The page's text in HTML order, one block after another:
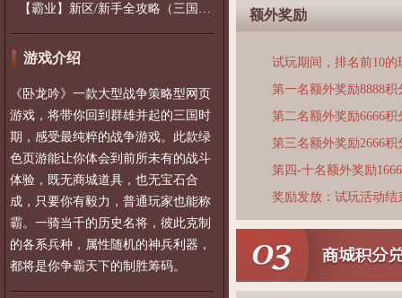
【霸业】新区/新手全攻略（三国通用）2
游戏介绍
《卧龙吟》一款大型战争策略型网页
游戏，将带你回到群雄并起的三国时
期，感受最纯粹的战争游戏。此款绿
色页游能让你体会到前所未有的战斗
体验，既无商城道具，也无宝石合
成，只要你有毅力，普通玩家也能称
霸。一骑当千的历史名将，彼此克制
的各系兵种，属性随机的神兵利器，
都将是你争霸天下的制胜筹码。
额外奖励
试玩期间，排名前10
第一名额外奖励8888积
第二名额外奖励6666积
第三名额外奖励2666积
第四-十名额外奖励
奖励发放：试玩活动